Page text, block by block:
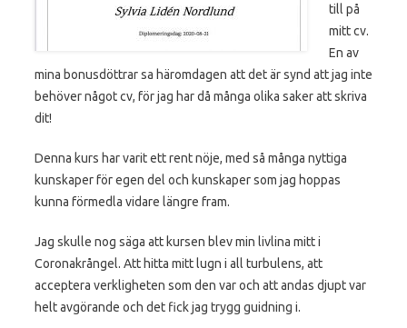
till på
mitt cv.
En av
mina bonusdöttrar sa häromdagen att det är synd att jag inte
behöver något cv, för jag har då många olika saker att skriva
dit!
Denna kurs har varit ett rent nöje, med så många nyttiga
kunskaper för egen del och kunskaper som jag hoppas
kunna förmedla vidare längre fram.
Jag skulle nog säga att kursen blev min livlina mitt i
Coronakrångel. Att hitta mitt lugn i all turbulens, att
acceptera verkligheten som den var och att andas djupt var
helt avgörande och det fick jag trygg guidning i.